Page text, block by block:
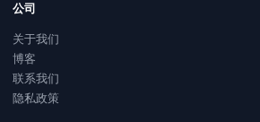
公司
关于我们
博客
联系我们
隐私政策